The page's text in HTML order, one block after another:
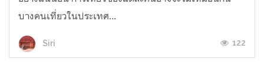
บางคนเที่ยวในประเทศ...
Siri 122